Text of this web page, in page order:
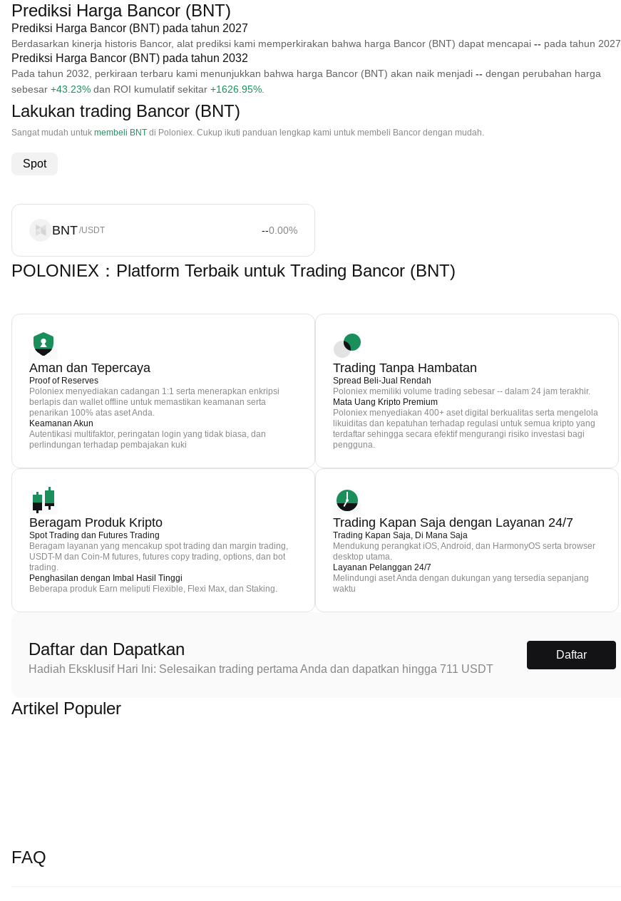
Prediksi Harga Bancor (BNT)
Prediksi Harga Bancor (BNT) pada tahun 2027
Berdasarkan kinerja historis Bancor, alat prediksi kami memperkirakan bahwa harga Bancor (BNT) dapat mencapai -- pada tahun 2027.
Prediksi Harga Bancor (BNT) pada tahun 2032
Pada tahun 2032, perkiraan terbaru kami menunjukkan bahwa harga Bancor (BNT) akan naik menjadi -- dengan perubahan harga
sebesar +43.23% dan ROI kumulatif sekitar +1626.95%
Lakukan trading Bancor (BNT)
Sangat mudah untuk membeli BNT di Poloniex. Cukup ikuti panduan lengkap kami untuk membeli Bancor dengan mudah.
Spot
BNT/USDT --0.00%
POLONIEX：Platform Terbaik untuk Trading Bancor (BNT)
Aman dan Tepercaya
Proof of Reserves
Poloniex menyediakan cadangan 1:1 serta menerapkan enkripsi
berlapis dan wallet offline untuk memastikan keamanan serta
penarikan 100% atas aset Anda.
Keamanan Akun
Autentikasi multifaktor, peringatan login yang tidak biasa, dan
perlindungan terhadap pembajakan kuki
Trading Tanpa Hambatan
Spread Beli-Jual Rendah
Poloniex memiliki volume trading sebesar -- dalam 24 jam terakhir.
Mata Uang Kripto Premium
Poloniex menyediakan 400+ aset digital berkualitas serta mengelola
likuiditas dan kepatuhan terhadap regulasi untuk semua kripto yang
terdaftar sehingga secara efektif mengurangi risiko investasi bagi
pengguna.
Beragam Produk Kripto
Spot Trading dan Futures Trading
Beragam layanan yang mencakup spot trading dan margin trading,
USDT-M dan Coin-M futures, futures copy trading, options, dan bot
trading.
Penghasilan dengan Imbal Hasil Tinggi
Beberapa produk Earn meliputi Flexible, Flexi Max, dan Staking.
Trading Kapan Saja dengan Layanan 24/7
Trading Kapan Saja, Di Mana Saja
Mendukung perangkat iOS, Android, dan HarmonyOS serta browser
desktop utama.
Layanan Pelanggan 24/7
Melindungi aset Anda dengan dukungan yang tersedia sepanjang
waktu
Daftar dan Dapatkan
Hadiah Eksklusif Hari Ini: Selesaikan trading pertama Anda dan dapatkan hingga 711 USDT
Daftar
Artikel Populer
FAQ